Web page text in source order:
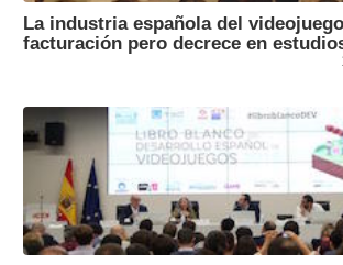
La industria española del
facturación pero decrece en